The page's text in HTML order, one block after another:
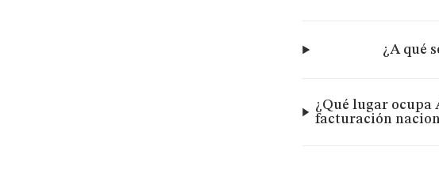
¿A qué
¿Qué lugar ocupa
facturación